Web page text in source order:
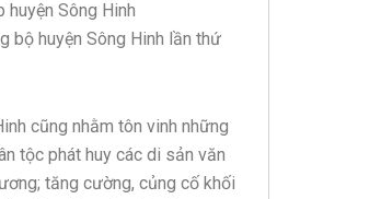
Sông Hinh
huyện Sông Hinh lần thứ
cũng nhằm tôn vinh những
tộc phát huy các di sản văn
tăng cường, củng cố khối